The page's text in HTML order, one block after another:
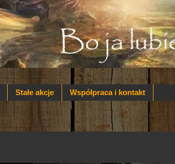
Stałe akcje Współpraca i kontakt